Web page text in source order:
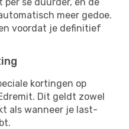
meer gedoe.
voordat je definitief
kortingen op
Dit geldt zowel
als wanneer je last-